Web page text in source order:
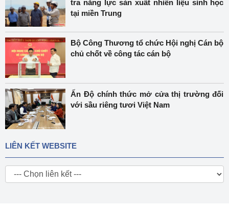
tra năng lực sản xuất nhiên liệu sinh học
tại miền Trung
Bộ Công Thương tổ chức Hội nghị Cán bộ
chủ chốt về công tác cán bộ
Ấn Độ chính thức mở cửa thị trường đối
với sầu riêng tươi Việt Nam
LIÊN KẾT WEBSITE